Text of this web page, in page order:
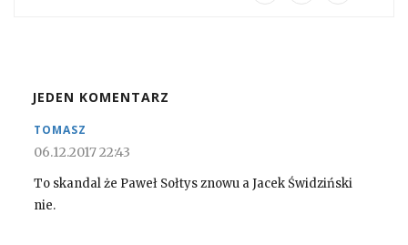
JEDEN KOMENTARZ
TOMASZ
06.12.2017 22:43
To skandal że Paweł Sołtys znowu a Jacek Świdziński
nie.